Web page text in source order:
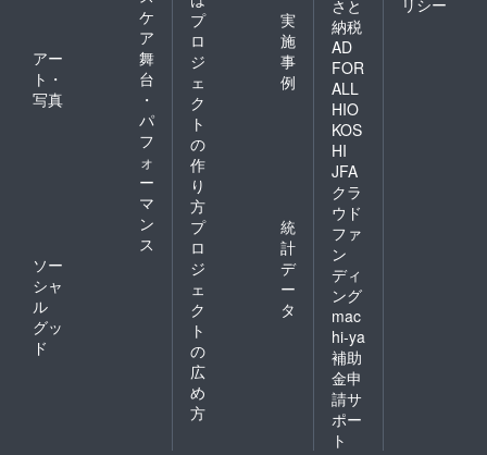
ケ
ア
アー
ト・
写真
舞
台
・
パ
フ
ォ
ー
マ
ン
ス
ソー
シャ
ル
グッ
ド
プ
ロ
ジ
ェ
ク
ト
の
作
り
方
実
施
事
例
プ
ロ
ジ
ェ
ク
ト
の
広
め
方
統
計
デ
ー
タ
さと
納税
AD
FOR
ALL
HIO
KOS
HI
JFA
クラ
ウド
ファ
ン
ディ
ング
mac
hi-ya
補助
金申
請サ
ポー
ト